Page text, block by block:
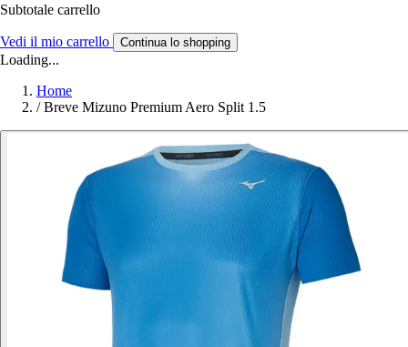
Subtotale carrello
Vedi il mio carrello Continua lo shopping
Loading...
Home
/ Breve Mizuno Premium Aero Split 1.5